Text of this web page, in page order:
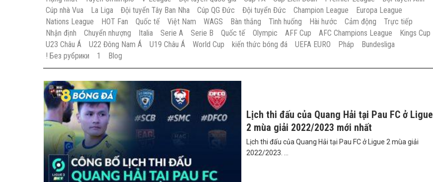
Cúp nhà Vua
La Liga Đội tuyển Tây Ban Nha Cúp QG Đức Đội tuyển Đức Champion League
Europa League
Nations League
HOT Fan Quốc tế Việt Nam WAGS Bàn thắng Tình huống Hài hước Cảm động
Trực tiếp
Nhận định
Chuyển nhượng Italia Serie A Serie B Quốc tế Olympic AFF Cup AFC Champions League
Kings Cup
U23 Châu Á
U22 Đông Nam Á U19 Châu Á World Cup kiến thức bóng đá UEFA EURO Pháp
Bundesliga
! Без рубрики
1 Blog
Lịch thi đấu của Quang Hải tại Pau FC ở Ligue
2 mùa giải 2022/2023 mới nhất
Lịch thi đấu của Quang Hải tại Pau FC ở Ligue 2 mùa giải
2022/2023. ...